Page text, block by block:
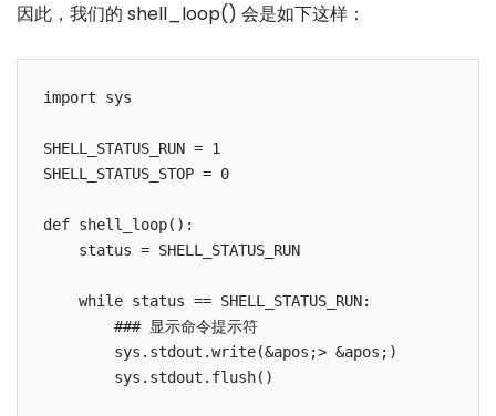
因此，我们的 shell_loop() 会是如下这样：
import sys
SHELL_STATUS_RUN = 1
SHELL_STATUS_STOP = 0
def shell_loop():
    status = SHELL_STATUS_RUN
    while status == SHELL_STATUS_RUN:
        ### 显示命令提示符
        sys.stdout.write(&apos;> &apos;)
        sys.stdout.flush()